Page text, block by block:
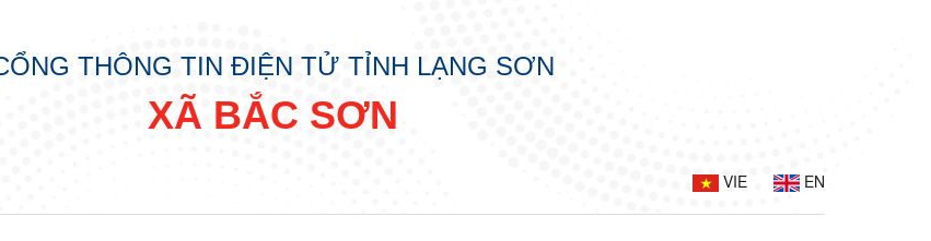
THÔNG TIN ĐIỆN TỬ TỈNH LẠNG SƠN
XÃ BẮC SƠN
VIE EN